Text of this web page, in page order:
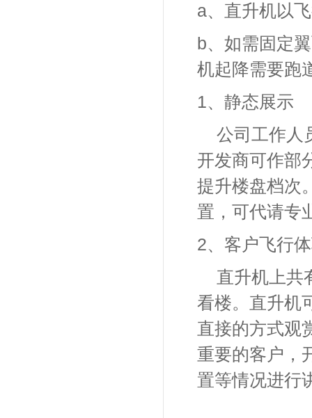
a、直升机以
b、如需固定
机起降需要跑
1、静态展示
公司工作人
开发商可作部
提升楼盘档次
置，可代请专
2、客户飞行
直升机上共
看楼。直升机
直接的方式观
重要的客户，
置等情况进行